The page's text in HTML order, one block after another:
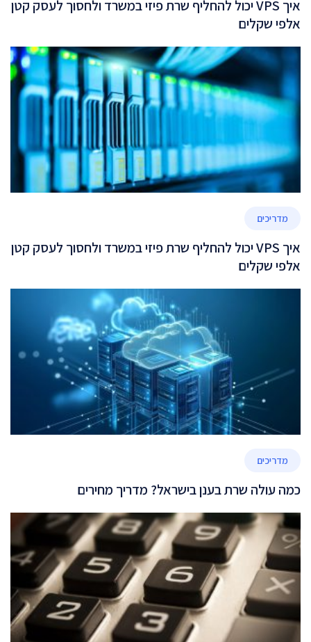
איך VPS יכול להחליף שרת פיזי במשרד ולחסוך לעסק קטן
אלפי שקלים
מדריכים
איך VPS יכול להחליף שרת פיזי במשרד ולחסוך לעסק קטן
אלפי שקלים
מדריכים
כמה עולה שרת בענן בישראל? מדריך מחירים